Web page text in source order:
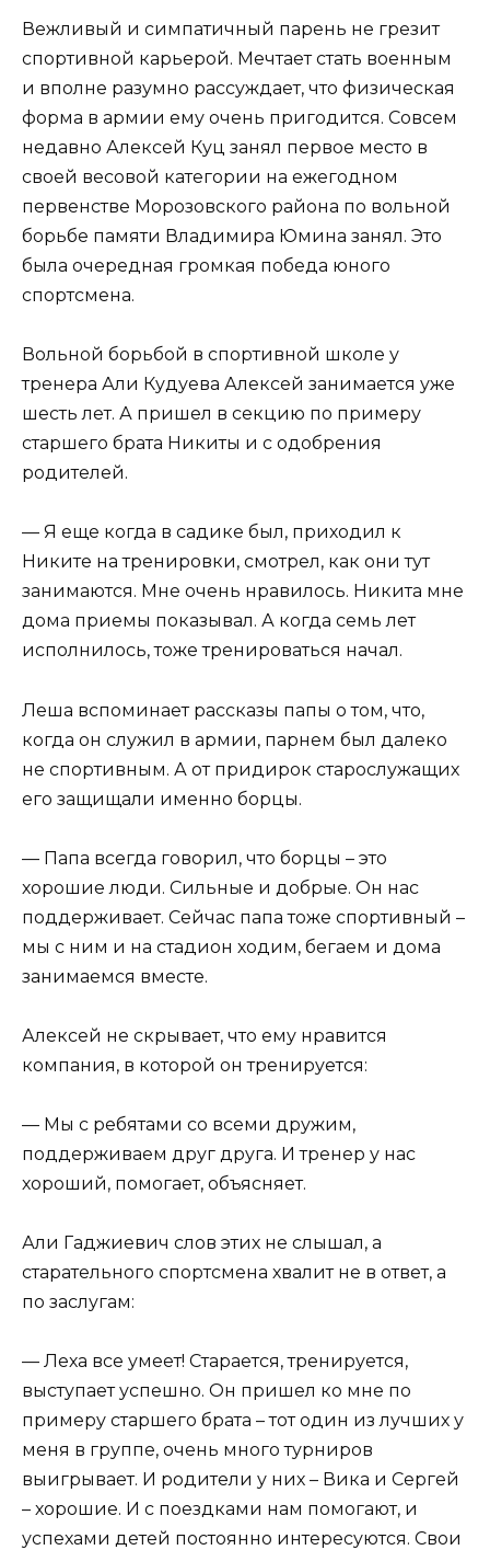
Вежливый и симпатичный парень не грезит
спортивной карьерой. Мечтает стать военным
и вполне разумно рассуждает, что физическая
форма в армии ему очень пригодится. Совсем
недавно Алексей Куц занял первое место в
своей весовой категории на ежегодном
первенстве Морозовского района по вольной
борьбе памяти Владимира Юмина занял. Это
была очередная громкая победа юного
спортсмена.
Вольной борьбой в спортивной школе у
тренера Али Кудуева Алексей занимается уже
шесть лет. А пришел в секцию по примеру
старшего брата Никиты и с одобрения
родителей.
— Я еще когда в садике был, приходил к
Никите на тренировки, смотрел, как они тут
занимаются. Мне очень нравилось. Никита мне
дома приемы показывал. А когда семь лет
исполнилось, тоже тренироваться начал.
Леша вспоминает рассказы папы о том, что,
когда он служил в армии, парнем был далеко
не спортивным. А от придирок старослужащих
его защищали именно борцы.
— Папа всегда говорил, что борцы – это
хорошие люди. Сильные и добрые. Он нас
поддерживает. Сейчас папа тоже спортивный –
мы с ним и на стадион ходим, бегаем и дома
занимаемся вместе.
Алексей не скрывает, что ему нравится
компания, в которой он тренируется:
— Мы с ребятами со всеми дружим,
поддерживаем друг друга. И тренер у нас
хороший, помогает, объясняет.
Али Гаджиевич слов этих не слышал, а
старательного спортсмена хвалит не в ответ, а
по заслугам:
— Леха все умеет! Старается, тренируется,
выступает успешно. Он пришел ко мне по
примеру старшего брата – тот один из лучших у
меня в группе, очень много турниров
выигрывает. И родители у них – Вика и Сергей
– хорошие. И с поездками нам помогают, и
успехами детей постоянно интересуются. Свои